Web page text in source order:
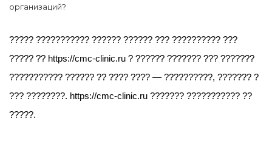
организаций?
????? ??????????? ?????? ?????? ??? ?????????? ???
????? ?? https://cmc-clinic.ru ? ?????? ??????? ??? ???????
??????????? ?????? ?? ???? ???? — ??????????, ??????? ?
??? ????????. https://cmc-clinic.ru ??????? ??????????? ??
?????.